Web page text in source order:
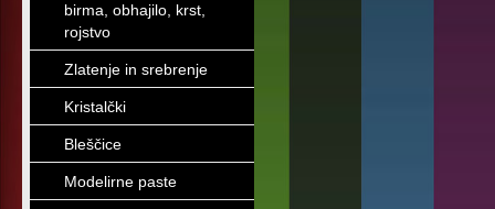
birma, obhajilo, krst,
rojstvo
Zlatenje in srebrenje
Kristalčki
Bleščice
Modelirne paste